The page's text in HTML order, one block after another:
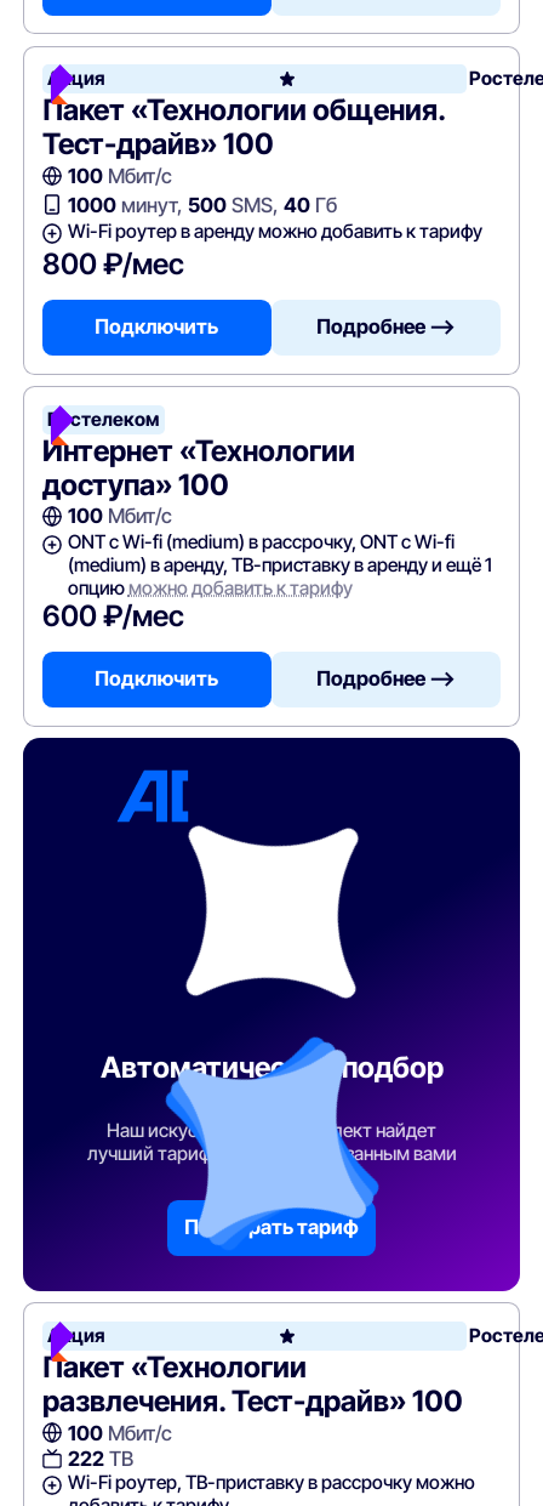
Акция
Пакет «Технологии общения.
Тест-драйв» 100
100Мбит/с
1000минут, 500SMS, 40Гб
Wi-Fi роутер в аренду можно добавить к тарифу
800 ₽/мес
Подключить Подробнее —>
Ростелеком
Интернет «Технологии
доступа» 100
100Мбит/с
ONT c Wi-fi (medium) в рассрочку, ONT c Wi-fi
(medium) в аренду, ТВ-приставку в аренду и ещё 1
опциюможно добавить к тарифу
600 ₽/мес
Подключить Подробнее —>
Автоматический подбор
Наш искусственный интеллект найдет
лучший тарифный план по указанным вами
Подобрать тариф
Акция
Пакет «Технологии
развлечения. Тест-драйв» 100
100Мбит/с
222ТВ
Wi-Fi роутер, ТВ-приставку в рассрочку можно